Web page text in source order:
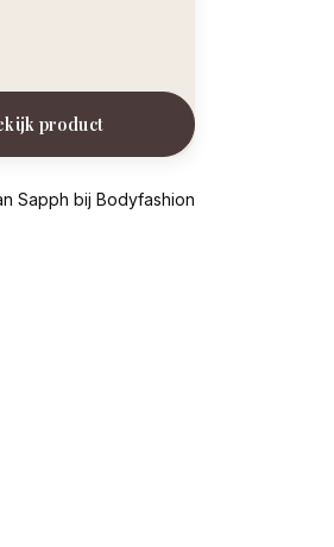
product
Sapph bij Bodyfashion